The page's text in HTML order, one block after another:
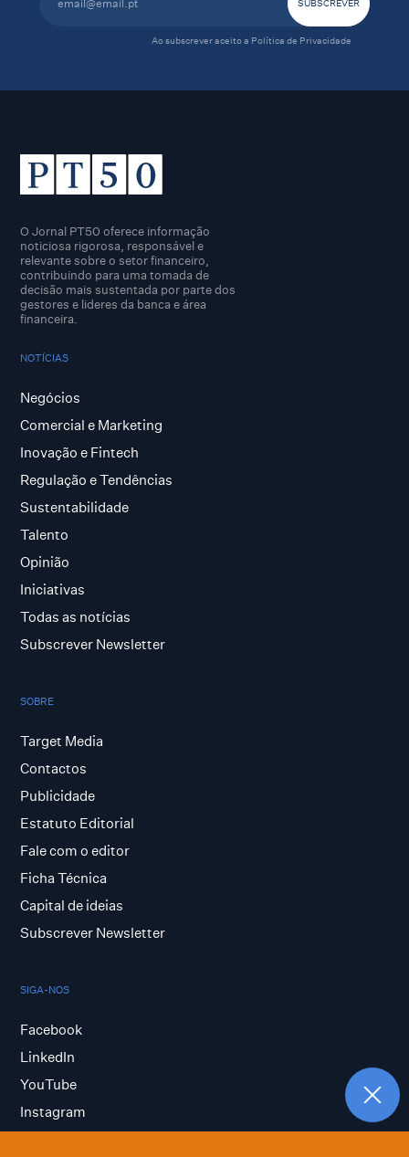
Ao subscrever aceito a Política de Privacidade
O Jornal PT50 oferece informação
noticiosa rigorosa, responsável e
relevante sobre o setor financeiro,
contribuindo para uma tomada de
decisão mais sustentada por parte dos
gestores e lideres da banca e área
financeira.
NOTÍCIAS
Negócios
Comercial e Marketing
Inovação e Fintech
Regulação e Tendências
Sustentabilidade
Talento
Opinião
Iniciativas
Todas as notícias
Subscrever Newsletter
SOBRE
Target Media
Contactos
Publicidade
Estatuto Editorial
Fale com o editor
Ficha Técnica
Capital de ideias
Subscrever Newsletter
SIGA-NOS
Facebook
LinkedIn
YouTube
Instagram